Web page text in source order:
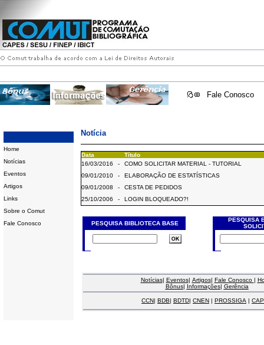
Fale Conosco
Home
Notícias
Eventos
Artigos
Links
Sobre o Comut
Fale Conosco
Notícia
Data
Título
16/03/2016
-
COMO SOLICITAR MATERIAL - TUTORIAL
09/01/2010
-
ELABORAÇÃO DE ESTATÍSTICAS
09/01/2008
-
CESTA DE PEDIDOS
25/10/2006
- LOGIN BLOQUEADO?!
PESQUISA BIBLIOTECA BASE
PESQUISA
Notícias| Eventos| Artigos| Fale Conosco |
Bônus| Informações| Gerência
CCN| BDB| BDTD| CNEN | PROSSIGA |